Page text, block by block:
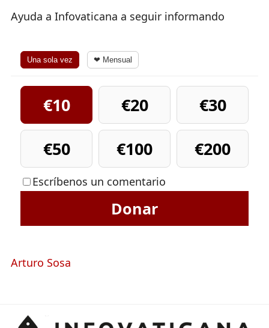
Ayuda a Infovaticana a seguir informando
Una sola vez ❤ Mensual
€10 €20
€30
€50
€100 €200
Escríbenos un comentario
Donar
Arturo Sosa